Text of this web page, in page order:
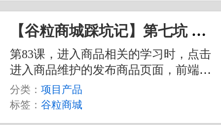
【谷粒商城踩坑记】第七坑 前端pubsub处理
第83课，进入商品相关的学习时，点击
进入商品维护的发布商品页面，前端会
报错 pubsub 找不到。我这里浏览器稍
等一会还会直接卡死掉。
分类： 项目产品
标签： 谷粒商城